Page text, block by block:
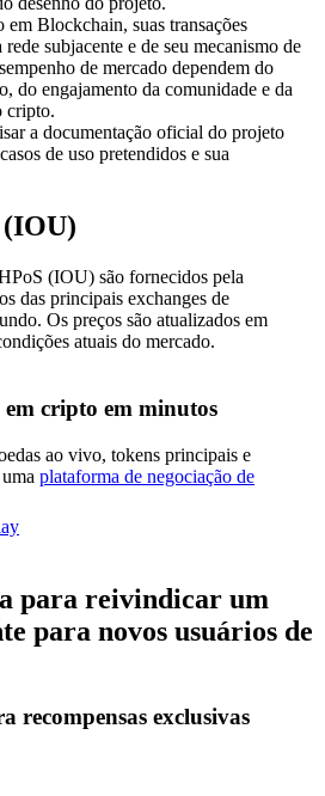
como garantia
traders
lucros e comissões de copy trading
Blockchain, suas transações
subjacente e de seu mecanismo de
de mercado dependem do
do engajamento da comunidade e da
cripto.
a documentação oficial do projeto
de uso pretendidos e sua
(IOU)
(IOU) são fornecidos pela
das principais exchanges de
Os preços são atualizados em
atuais do mercado.
cripto em minutos
ao vivo, tokens principais e
plataforma de negociação de
para reivindicar um
para novos usuários de
recompensas exclusivas